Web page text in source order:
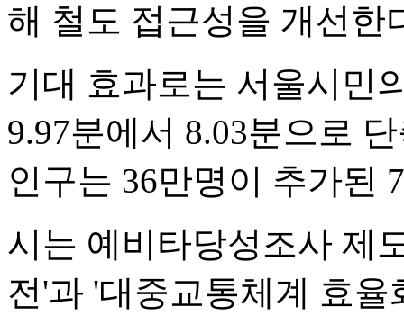
해 철도 접근성을 개선한
기대 효과로는 서울시민
9.97분에서 8.03분으로
인구는 36만명이 추가된
시는 예비타당성조사 제
전'과 '대중교통체계 효